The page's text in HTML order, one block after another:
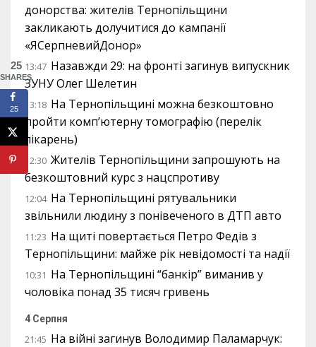
донорства: жителів Тернопільщини
закликають долучитися до кампанії
«ЯСерпневийДонор»
13:47 Назавжди 29: на фронті загинув випускник
ЗУНУ Олег Шелетин
13:18 На Тернопільщині можна безкоштовно
пройти комп’ютерну томографію (перелік
лікарень)
12:30 Жителів Тернопільщини запрошують на
безкоштовний курс з нацспротиву
12:04 На Тернопільщині рятувальники
звільнили людину з понівеченого в ДТП авто
11:23 На щиті повертається Петро Федів з
Тернопільщини: майже рік невідомості та надії
10:31 На Тернопільщині “банкір” виманив у
чоловіка понад 35 тисяч гривень
4 Серпня
21:45 На війні загинув Володимир Паламарчук:
25
SHARES
25